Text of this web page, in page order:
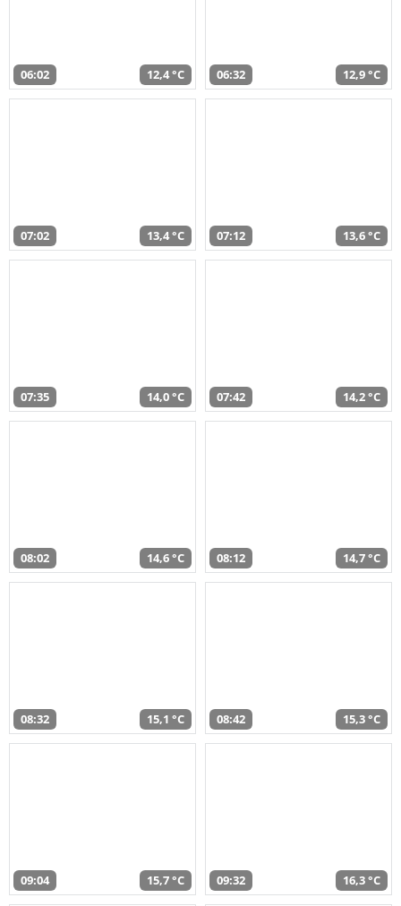
06:02 12,4 °C 06:32 12,9 °C
07:02 13,4 °C 07:12 13,6 °C
07:35 14,0 °C 07:42 14,2 °C
08:02 14,6 °C 08:12 14,7 °C
08:32 15,1 °C 08:42 15,3 °C
09:04 15,7 °C 09:32 16,3 °C